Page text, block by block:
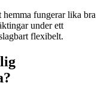
hemma fungerar lika bra
under ett
flexibelt.